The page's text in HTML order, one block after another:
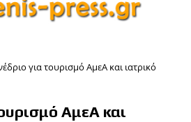
για τουρισμό ΑμεΑ και ιατρικό
ΑμεΑ και